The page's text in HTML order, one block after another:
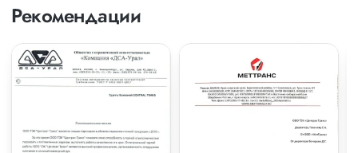
Рекомендации